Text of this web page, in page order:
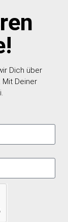
Dich über
Mit Deiner